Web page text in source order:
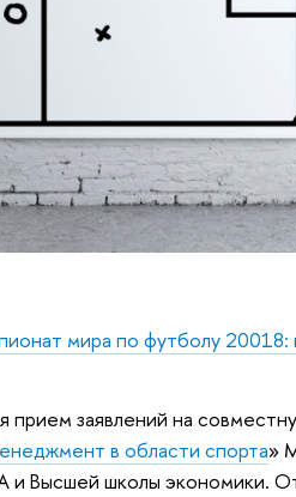
мира по футболу 20018:
заявлений на
в области спорта»
Высшей школы экономики.